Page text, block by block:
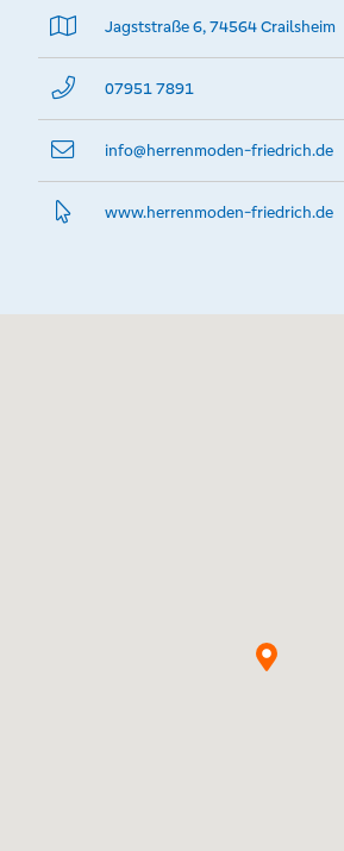
Jagststraße 6, 74564 Crailsheim
07951 7891
info@­herrenmoden-friedrich.de
www.­herrenmoden-friedrich.­de